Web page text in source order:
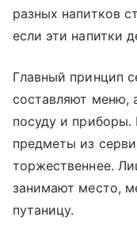
разных напитков
если эти напитки
Главный принцип
составляют меню,
посуду и приборы.
предметы из
торжественнее.
занимают место,
путаницу.